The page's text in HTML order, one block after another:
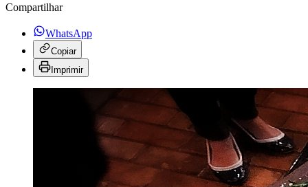
Compartilhar
WhatsApp
Copiar
Imprimir